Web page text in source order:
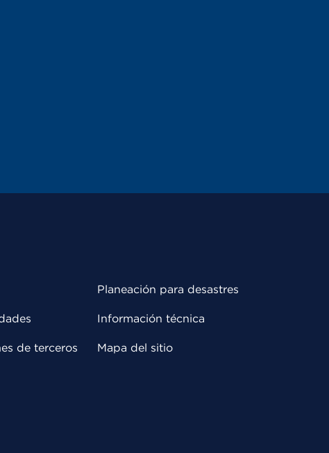
de terceros
Planeación para desastres
Información técnica
Mapa del sitio